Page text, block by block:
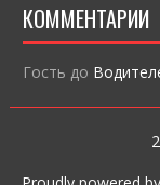
КОММЕНТАРИИ
Гость до